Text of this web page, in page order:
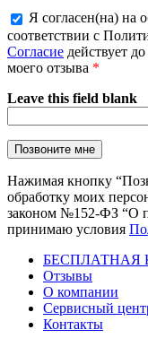
Я согласен(на) на
соответствии с
Согласие действует
моего отзыва *
Leave this field blank
Нажимая кнопку
обработку моих
законом №152-ФЗ “О
принимаю условия
БЕСПЛАТНАЯ
Отзывы
О компании
Сервисный
Контакты